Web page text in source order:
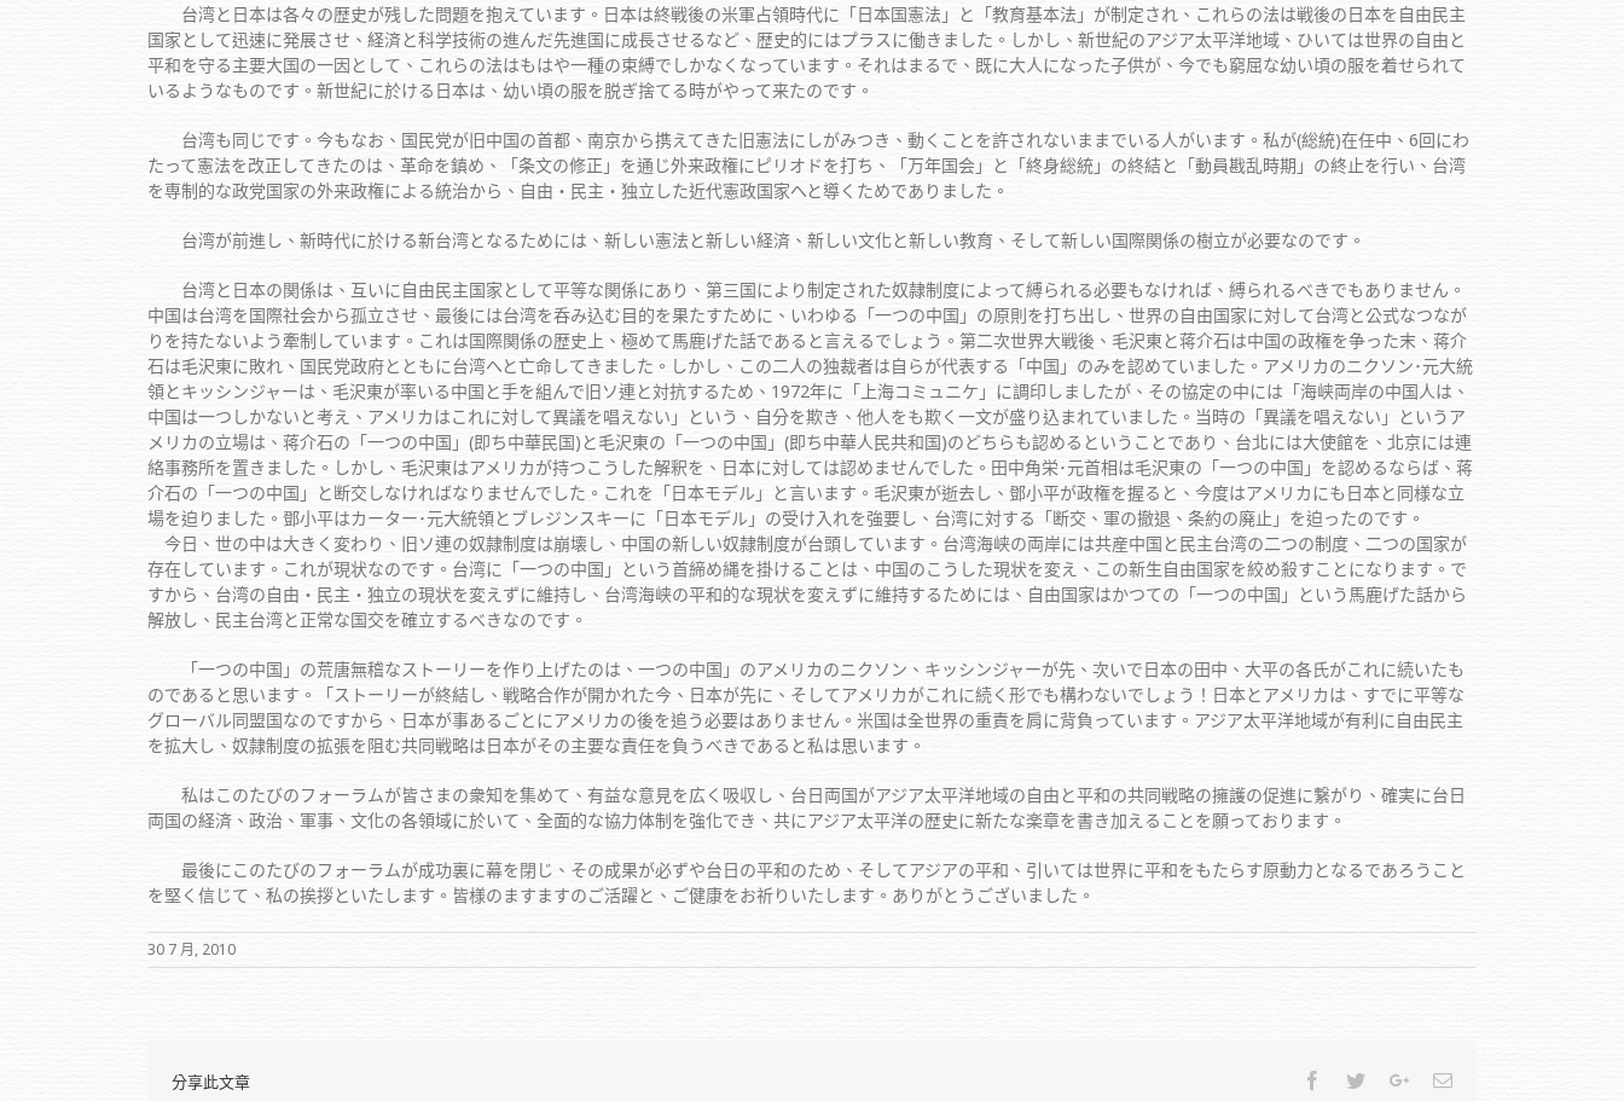
台湾と日本は各々の歴史が残した問題を抱えています。日本は終戦後の米軍占領時代に「日本国憲法」と「教育基本法」が制定され、これらの法は戦後の日本を自由民主
国家として迅速に発展させ、経済と科学技術の進んだ先進国に成長させるなど、歴史的にはプラスに働きました。しかし、新世紀のアジア太平洋地域、ひいては世界の自由と
平和を守る主要大国の一因として、これらの法はもはや一種の束縛でしかなくなっています。それはまるで、既に大人になった子供が、今でも窮屈な幼い頃の服を着せられて
いるようなものです。新世紀に於ける日本は、幼い頃の服を脱ぎ捨てる時がやって来たのです。
台湾も同じです。今もなお、国民党が旧中国の首都、南京から携えてきた旧憲法にしがみつき、動くことを許されないままでいる人がいます。私が(総統)在任中、6回にわ
たって憲法を改正してきたのは、革命を鎮め、「条文の修正」を通じ外来政権にピリオドを打ち、「万年国会」と「終身総統」の終結と「動員戡乱時期」の終止を行い、台湾
を専制的な政党国家の外来政権による統治から、自由・民主・独立した近代憲政国家へと導くためでありました。
台湾が前進し、新時代に於ける新台湾となるためには、新しい憲法と新しい経済、新しい文化と新しい教育、そして新しい国際関係の樹立が必要なのです。
台湾と日本の関係は、互いに自由民主国家として平等な関係にあり、第三国により制定された奴隷制度によって縛られる必要もなければ、縛られるべきでもありません。
中国は台湾を国際社会から孤立させ、最後には台湾を呑み込む目的を果たすために、いわゆる「一つの中国」の原則を打ち出し、世界の自由国家に対して台湾と公式なつなが
りを持たないよう牽制しています。これは国際関係の歴史上、極めて馬鹿げた話であると言えるでしょう。第二次世界大戦後、毛沢東と蒋介石は中国の政権を争った末、蒋介
石は毛沢東に敗れ、国民党政府とともに台湾へと亡命してきました。しかし、この二人の独裁者は自らが代表する「中国」のみを認めていました。アメリカのニクソン･元大統
領とキッシンジャーは、毛沢東が率いる中国と手を組んで旧ソ連と対抗するため、1972年に「上海コミュニケ」に調印しましたが、その協定の中には「海峡両岸の中国人は、
中国は一つしかないと考え、アメリカはこれに対して異議を唱えない」という、自分を欺き、他人をも欺く一文が盛り込まれていました。当時の「異議を唱えない」というア
メリカの立場は、蒋介石の「一つの中国」(即ち中華民国)と毛沢東の「一つの中国」(即ち中華人民共和国)のどちらも認めるということであり、台北には大使館を、北京には連
絡事務所を置きました。しかし、毛沢東はアメリカが持つこうした解釈を、日本に対しては認めませんでした。田中角栄･元首相は毛沢東の「一つの中国」を認めるならば、蒋
介石の「一つの中国」と断交しなければなりませんでした。これを「日本モデル」と言います。毛沢東が逝去し、鄧小平が政権を握ると、今度はアメリカにも日本と同様な立
場を迫りました。鄧小平はカーター･元大統領とブレジンスキーに「日本モデル」の受け入れを強要し、台湾に対する「断交、軍の撤退、条約の廃止」を迫ったのです。
今日、世の中は大きく変わり、旧ソ連の奴隷制度は崩壊し、中国の新しい奴隷制度が台頭しています。台湾海峡の両岸には共産中国と民主台湾の二つの制度、二つの国家が
存在しています。これが現状なのです。台湾に「一つの中国」という首締め縄を掛けることは、中国のこうした現状を変え、この新生自由国家を絞め殺すことになります。で
すから、台湾の自由・民主・独立の現状を変えずに維持し、台湾海峡の平和的な現状を変えずに維持するためには、自由国家はかつての「一つの中国」という馬鹿げた話から
解放し、民主台湾と正常な国交を確立するべきなのです。
「一つの中国」の荒唐無稽なストーリーを作り上げたのは、一つの中国」のアメリカのニクソン、キッシンジャーが先、次いで日本の田中、大平の各氏がこれに続いたも
のであると思います。「ストーリーが終結し、戦略合作が開かれた今、日本が先に、そしてアメリカがこれに続く形でも構わないでしょう！日本とアメリカは、すでに平等な
グローバル同盟国なのですから、日本が事あるごとにアメリカの後を追う必要はありません。米国は全世界の重責を肩に背負っています。アジア太平洋地域が有利に自由民主
を拡大し、奴隷制度の拡張を阻む共同戦略は日本がその主要な責任を負うべきであると私は思います。
私はこのたびのフォーラムが皆さまの衆知を集めて、有益な意見を広く吸収し、台日両国がアジア太平洋地域の自由と平和の共同戦略の擁護の促進に繋がり、確実に台日
両国の経済、政治、軍事、文化の各領域に於いて、全面的な協力体制を強化でき、共にアジア太平洋の歴史に新たな楽章を書き加えることを願っております。
最後にこのたびのフォーラムが成功裏に幕を閉じ、その成果が必ずや台日の平和のため、そしてアジアの平和、引いては世界に平和をもたらす原動力となるであろうこと
を堅く信じて、私の挨拶といたします。皆様のますますのご活躍と、ご健康をお祈りいたします。ありがとうございました。
30 7 月, 2010
分享此文章 Facebook
TwitterGoogle+Email